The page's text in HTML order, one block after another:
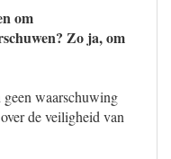
om
Zo ja, om
geen waarschuwing
de veiligheid van